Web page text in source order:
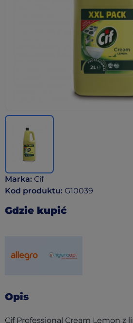
Marka: Cif
Kod produktu: G10039
Gdzie kupić
Opis
Cif Professional Cream Lemon z